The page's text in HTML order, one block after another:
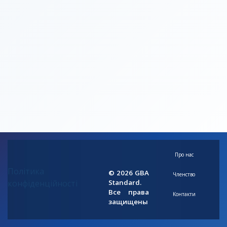
© 2026 GBA
Standard.
Все права
защищены
Про нас
Членство
Контакти